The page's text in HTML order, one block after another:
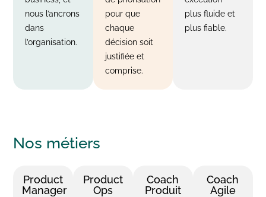
nous l’ancrons
dans
l’organisation.
pour que
chaque
décision soit
justifiée et
comprise.
plus fluide et
plus fiable.
Nos métiers
Product
Manager
Product
Ops
Coach
Produit
Coach
Agile